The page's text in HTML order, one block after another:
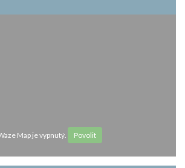
Map je vypnutý. Povolit